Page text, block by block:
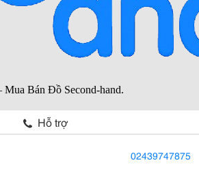
Hỗ trợ
02439747875